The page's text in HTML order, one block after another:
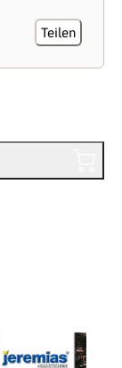
Teilen